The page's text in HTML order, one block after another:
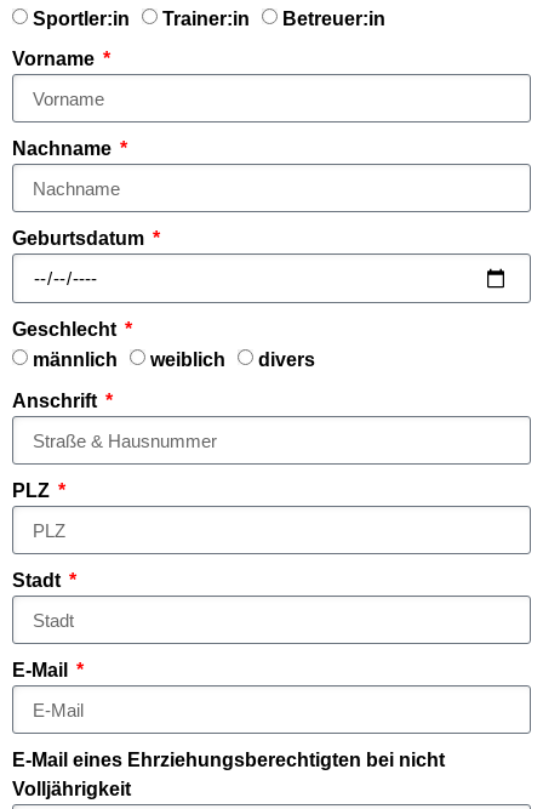
Sportler:in
Trainer:in
Betreuer:in
Vorname
Nachname
Geburtsdatum
Geschlecht
männlich
weiblich
divers
Anschrift
PLZ
Stadt
E-Mail
E-Mail eines Ehrziehungsberechtigten bei nicht
Volljährigkeit